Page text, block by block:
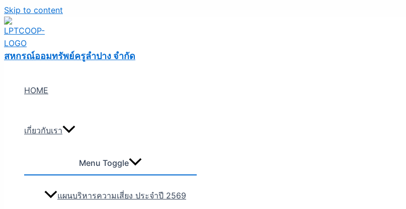
Skip to content
สหกรณ์ออมทรัพย์ครูลำปาง จำกัด
HOME
เกี่ยวกับเรา
Menu Toggle
แผนบริหารความเสี่ยง ประจำปี 2569